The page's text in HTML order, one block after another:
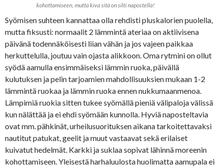
kohottamiseen, mutta kiva sitä on silti napostella!
Syömisen suhteen kannattaa olla rehdisti pluskalorien puolella,
mutta fiksusti: normaalit 2 lämmintä ateriaa on aktiivisena
päivänä todennäköisesti liian vähän ja jos vajeen paikkaa
herkuttelulla, joutuu vain ojasta alikkoon. Oma rytmini on ollut
syödä aamulla ensimmäiseksi lämmin ruoka, päivällä
kulutuksen ja pelin tarjoamien mahdollisuuksien mukaan 1-2
lämmintä ruokaa ja lämmin ruoka ennen nukkumaanmenoa.
Lämpimiä ruokia sitten tukee syömällä pieniä välipaloja välissä
kun nälättää ja ei ehdi syömään kunnolla. Hyviä naposteltavia
ovat mm. pähkinät, urheilusuorituksen aikana tarkoitettavaksi
nautitut patukat, geelit ja muut vastaavat sekä erilaiset
kuivatut hedelmät. Karkki ja suklaa sopivat lähinnä moreenin
kohottamiseen. Yleisestä harhaluulosta huolimatta aamupala ei